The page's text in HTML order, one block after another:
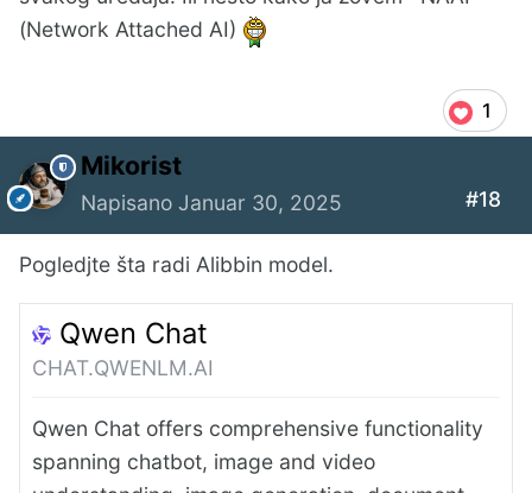
(Network Attached AI)
1
Mikorist
Napisano Januar 30, 2025 #18
Pogledjte šta radi Alibbin model.
Qwen Chat
CHAT.QWENLM.AI
Qwen Chat offers comprehensive functionality
spanning chatbot, image and video